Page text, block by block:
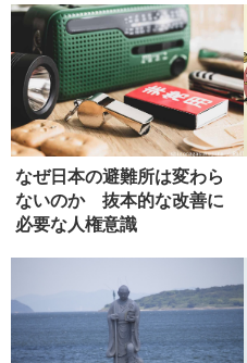
なぜ日本の避難所は変わら
ないのか 抜本的な改善に
必要な人権意識